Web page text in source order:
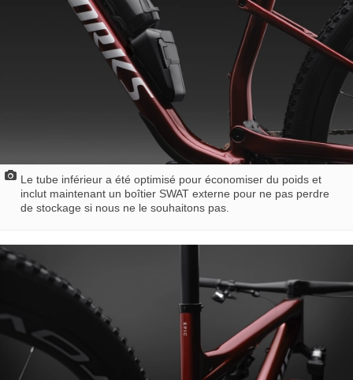
Le tube inférieur a été optimisé pour économiser du poids et
inclut maintenant un boîtier SWAT externe pour ne pas perdre
de stockage si nous ne le souhaitons pas.